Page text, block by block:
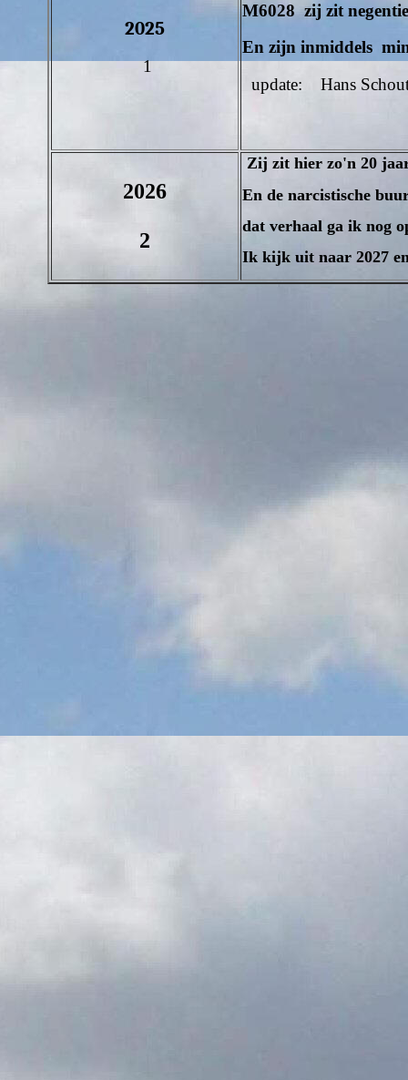
2025
1
M6028zij zit
En zijn inmiddels
update: Hans
2026
2
Zij zit hier zo'n 20
En de narcistische
dat verhaal ga ik nog
Ik kijk uit naar 2027